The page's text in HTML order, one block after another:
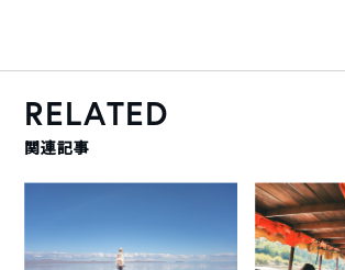
RELATED
関連記事